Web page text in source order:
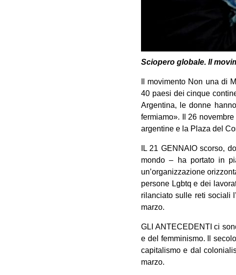
Sciopero globale. Il
Il movimento Non una di
40 paesi dei cinque
Argentina, le donne
fermiamo». Il 26
argentine e la Plaza del
IL 21 GENNAIO scorso,
mondo – ha portato in
un’organizzazione
persone Lgbtq e dei
rilanciato sulle reti sociali
marzo.
GLI ANTECEDENTI ci
e del femminismo. Il
capitalismo e dal
marzo.